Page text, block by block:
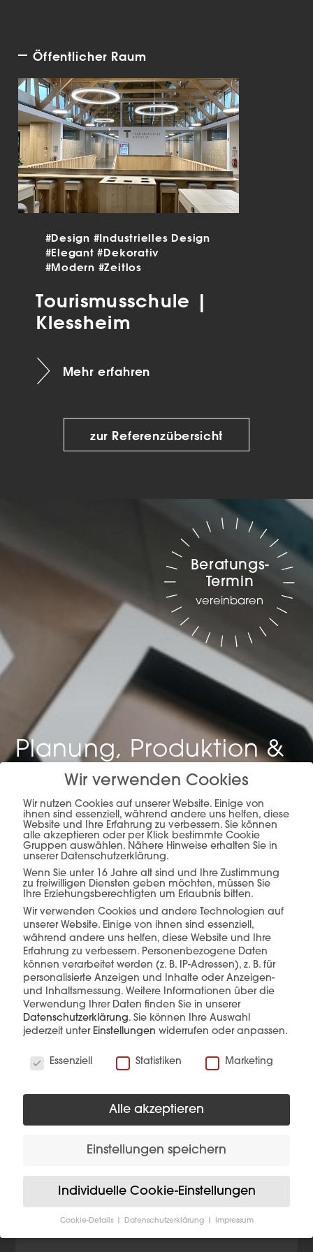
Öffentlicher Raum
#Design #Industrielles Design
#Elegant#Dekorativ
#Modern #Zeitlos
Tourismusschule |
Klessheim
Mehr erfahren
zur Referenzübersicht
Planung, Produktion &
Verkauf –alles aus
einer Hand.
mehr erfahren
Beratungs-
Termin
vereinbaren
Diese Produkte könnten Sie auch
interessieren
Wir verwenden Cookies
Wir nutzen Cookies auf unserer Website. Einige von
ihnen sind essenziell, während andere uns helfen, diese
Website und Ihre Erfahrung zu verbessern. Sie können
alle akzeptieren oder per Klick bestimmte Cookie
Gruppen auswählen. Nähere Hinweise erhalten Sie in
unserer Datenschutzerklärung.
Wenn Sie unter 16 Jahre alt sind und Ihre Zustimmung
zu freiwilligen Diensten geben möchten, müssen Sie
Ihre Erziehungsberechtigten um Erlaubnis bitten.
Wir verwenden Cookies und andere Technologien auf
unserer Website. Einige von ihnen sind essenziell,
während andere uns helfen, diese Website und Ihre
Erfahrung zu verbessern. Personenbezogene Daten
können verarbeitet werden (z. B. IP-Adressen), z. B. für
personalisierte Anzeigen und Inhalte oder Anzeigen-
und Inhaltsmessung. Weitere Informationen über die
Verwendung Ihrer Daten finden Sie in unserer
Datenschutzerklärung. Sie können Ihre Auswahl
jederzeit unter Einstellungen widerrufen oder anpassen.
Essenziell
Statistiken Marketing
Alle akzeptieren
Einstellungen speichern
Individuelle Cookie-Einstellungen
Cookie-Details Datenschutzerklärung Impressum
Datenschutzeinstellungen